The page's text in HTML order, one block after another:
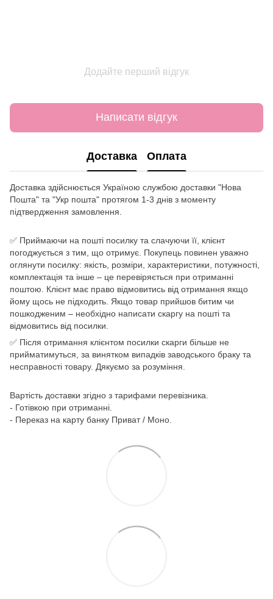
Додайте перший відгук
Написати відгук
Доставка Оплата
Доставка здійснюється Україною службою доставки "Нова
Пошта" та "Укр пошта" протягом 1-3 днів з моменту
підтвердження замовлення.
✅ Приймаючи на пошті посилку та слачуючи її, клієнт
погоджується з тим, що отримує. Покупець повинен уважно
оглянути посилку: якість, розміри, характеристики, потужності,
комплектація та інше – це перевіряється при отриманні
поштою. Клієнт має право відмовитись від отримання якщо
йому щось не підходить. Якщо товар прийшов битим чи
пошкодженим – необхідно написати скаргу на пошті та
відмовитись від посилки.
✅ Після отримання клієнтом посилки скарги більше не
прийматимуться, за винятком випадків заводського браку та
несправності товару. Дякуємо за розуміння.
Вартість доставки згідно з тарифами перевізника.
- Готівкою при отриманні.
- Переказ на карту банку Приват / Моно.